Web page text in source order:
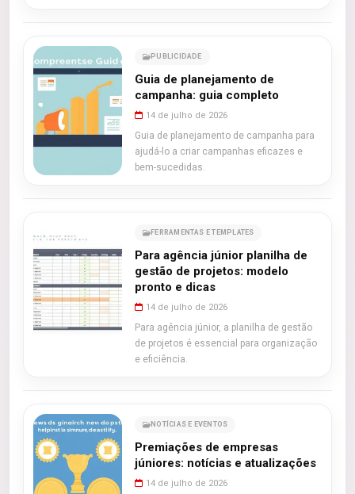
PUBLICIDADE
Guia de planejamento de
campanha: guia completo
14 de julho de 2026
Guia de planejamento de campanha para
ajudá-lo a criar campanhas eficazes e
bem-sucedidas.
FERRAMENTAS E TEMPLATES
Para agência júnior planilha de
gestão de projetos: modelo
pronto e dicas
14 de julho de 2026
Para agência júnior, a planilha de gestão
de projetos é essencial para organização
e eficiência.
NOTÍCIAS E EVENTOS
Premiações de empresas
júniores: notícias e atualizações
14 de julho de 2026